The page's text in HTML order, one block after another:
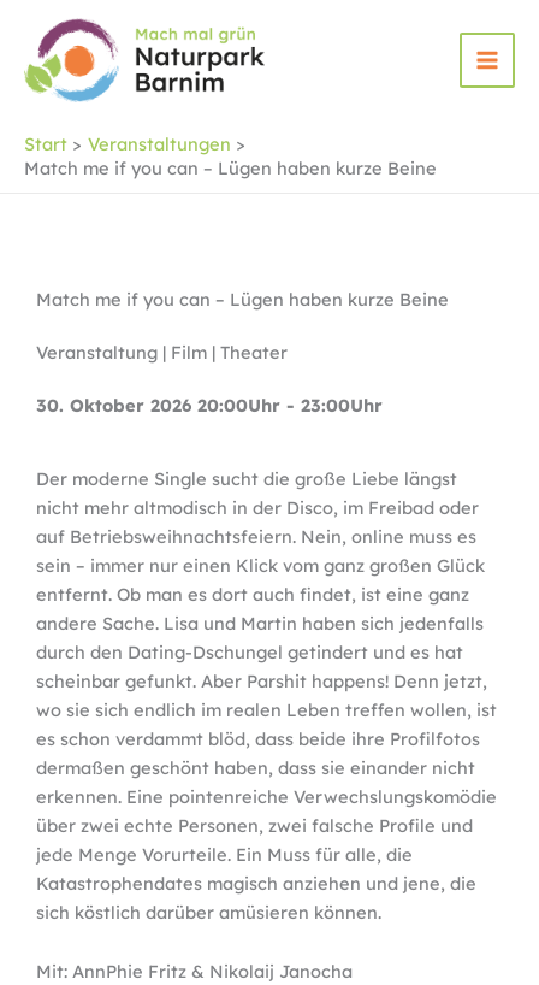
Inhalt
springen
Start
Veranstaltungen
Match me if you can – Lügen haben kurze Beine
Match me if you can – Lügen haben kurze Beine
Veranstaltung | Film | Theater
30. Oktober 2026 20:00Uhr - 23:00Uhr
Der moderne Single sucht die große Liebe längst
nicht mehr altmodisch in der Disco, im Freibad oder
auf Betriebsweihnachtsfeiern. Nein, online muss es
sein – immer nur einen Klick vom ganz großen Glück
entfernt. Ob man es dort auch findet, ist eine ganz
andere Sache. Lisa und Martin haben sich jedenfalls
durch den Dating-Dschungel getindert und es hat
scheinbar gefunkt. Aber Parshit happens! Denn jetzt,
wo sie sich endlich im realen Leben treffen wollen, ist
es schon verdammt blöd, dass beide ihre Profilfotos
dermaßen geschönt haben, dass sie einander nicht
erkennen. Eine pointenreiche Verwechslungskomödie
über zwei echte Personen, zwei falsche Profile und
jede Menge Vorurteile. Ein Muss für alle, die
Katastrophendates magisch anziehen und jene, die
sich köstlich darüber amüsieren können.
Mit: AnnPhie Fritz & Nikolaij Janocha